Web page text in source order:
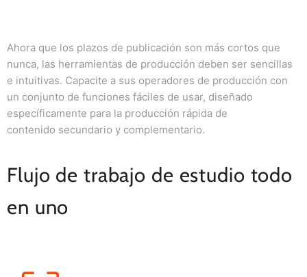
Ahora que los plazos de publicación son más cortos que
nunca, las herramientas de producción deben ser sencillas
e intuitivas. Capacite a sus operadores de producción con
un conjunto de funciones fáciles de usar, diseñado
específicamente para la producción rápida de
contenido secundario y complementario.
Flujo de trabajo de estudio todo
en uno